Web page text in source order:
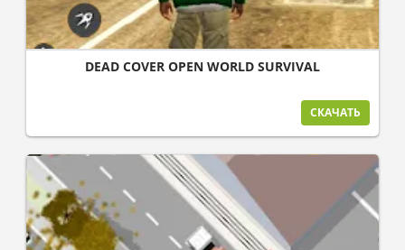
DEAD COVER OPEN WORLD SURVIVAL
СКАЧАТЬ